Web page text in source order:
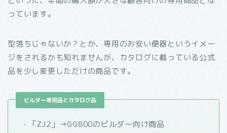
っています。
型落ちじゃないか？とか、専用のお安い便器というイメー
ジをされるかも知れませんが、カタログに載っている公式
品を少し変更しただけの商品です。
ビルダー専用品とカタログ品
・「ZJ2」→GG800のビルダー向け商品